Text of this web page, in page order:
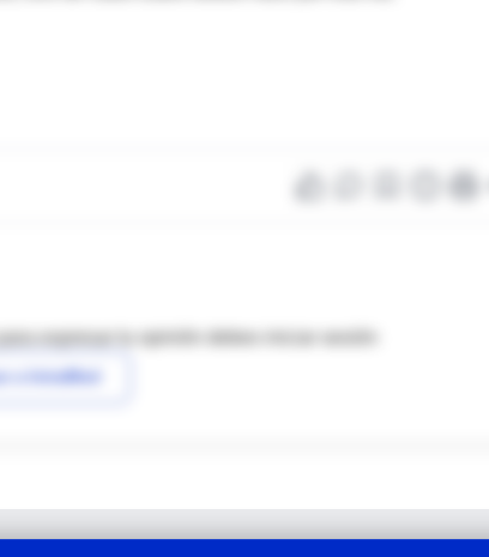
expresar tu opinión debes iniciar sesión
a IntraMed